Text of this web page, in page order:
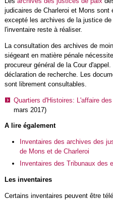
judicaires de Charleroi et Mons sont
excepté les archives de la justice
l'inventaire reste à réaliser.
La consultation des archives de
siégeant en matière pénale
procureur général de la Cour
déclaration de recherche. Les
sont librement consultables.
Quartiers d'Histoires: L'affaire
mars 2017)
A lire également
Inventaires des archives des
de Mons et de Charleroi
Inventaires des Tribunaux des
Les inventaires
Certains inventaires peuvent être